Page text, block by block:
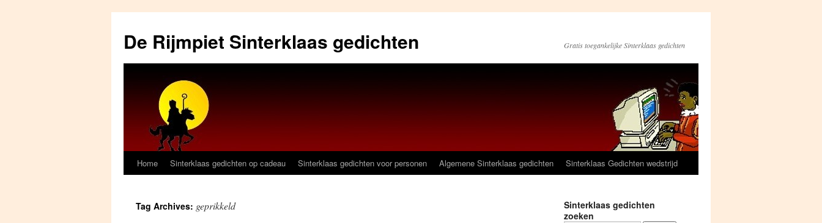
content
De Rijmpiet Sinterklaas gedichten Gratis toegankelijke Sinterklaas gedichten
Home Sinterklaas gedichten op cadeau Sinterklaas gedichten voor personen Algemene Sinterklaas gedichten Sinterklaas Gedichten wedstrijd
Tag Archives: geprikkeld
Sinterklaas gedichten
zoeken